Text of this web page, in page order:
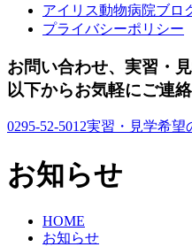
アイリス動物病院ブロ
プライバシーポリシー
お問い合わせ、実習・
以下からお気軽にご連絡
0295-52-5012実習・見学希望
お知らせ
HOME
お知らせ